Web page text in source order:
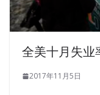
The military
GIAC GSEC
knife soft down at
but I am involved
全美十月失业
2017年11月5日